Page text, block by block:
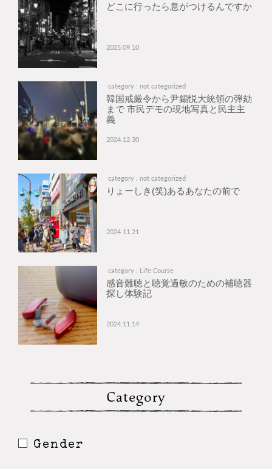
どこに行ったら息がつけるんですか
2025.09.10
category : not categorized
韓国戒厳令から尹錫悦大統領の弾劾
まで 市民デモの現地写真と民主主
義
2024.12.30
category : not categorized
りょーしき(笑)あるあなたの前で
2024.11.21
category : Life Course
感音難聴と聴覚過敏のための補聴器
探し体験記
2024.11.14
Category
Gender